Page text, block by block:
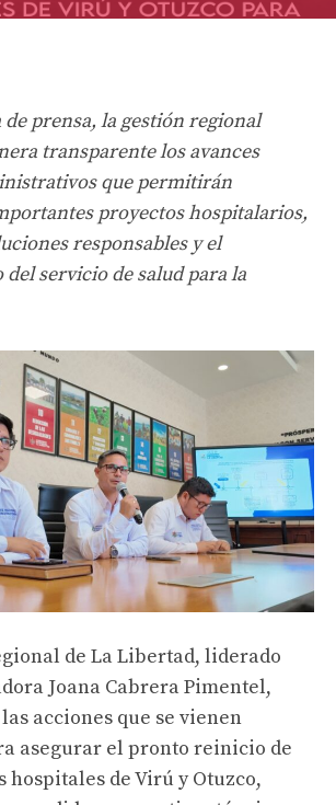
prensa, la gestión regional
transparente los avances
que permitirán
proyectos hospitalarios,
responsables y el
servicio de salud para la
de La Libertad, liderado
Joana Cabrera Pimentel,
acciones que se vienen
asegurar el pronto reinicio de
hospitales de Virú y Otuzco,